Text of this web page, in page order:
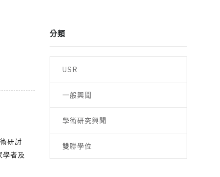
研討
學者及
分類
USR
一般興聞
學術研究興聞
雙聯學位